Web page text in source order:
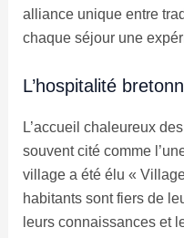
alliance unique entre
chaque séjour une
L’hospitalité
L’accueil chaleureux
souvent cité comme
village a été élu «
habitants sont fiers de
leurs connaissances et